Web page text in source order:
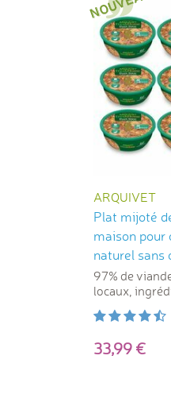
ARQUIVET
Plat mijoté
maison pour
naturel sans
g Arquivet
97% de
locaux,
33,99